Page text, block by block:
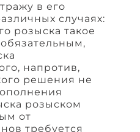
в его
случаях:
розыска такое
напротив,
решения не
розыском
от
требуется